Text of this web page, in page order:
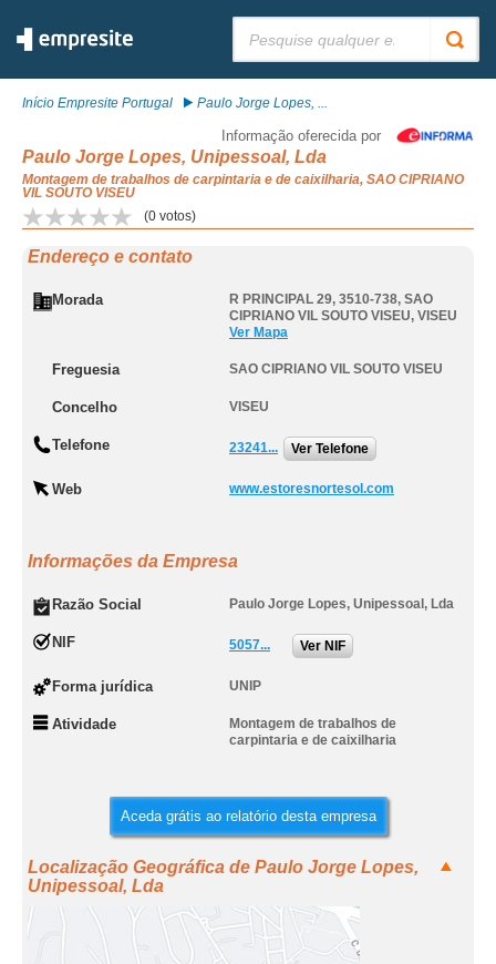
Início Empresite Portugal Paulo Jorge Lopes, ...
Informação oferecida por
Paulo Jorge Lopes, Unipessoal, Lda
Montagem de trabalhos de carpintaria e de caixilharia, SAO CIPRIANO
VIL SOUTO VISEU
(0 votos)
Endereço e contato
Morada R PRINCIPAL 29, 3510-738, SAO
CIPRIANO VIL SOUTO VISEU, VISEU
Ver Mapa
Freguesia SAO CIPRIANO VIL SOUTO VISEU
Concelho VISEU
Telefone 23241... Ver Telefone
Web www.estoresnortesol.com
Informações da Empresa
Razão Social Paulo Jorge Lopes, Unipessoal, Lda
NIF 5057... Ver NIF
Forma jurídica UNIP
Atividade
Montagem de trabalhos de
carpintaria e de caixilharia
Aceda grátis ao relatório desta empresa
Localização Geográfica de Paulo Jorge Lopes,
Unipessoal, Lda